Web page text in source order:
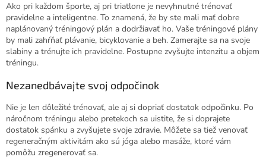
Ako pri každom športe, aj pri triatlone je nevyhnutné trénovať
pravidelne a inteligentne. To znamená, že by ste mali mať dobre
naplánovaný tréningový plán a dodržiavať ho. Vaše tréningové plány
by mali zahŕňať plávanie, bicyklovanie a beh. Zamerajte sa na svoje
slabiny a trénujte ich pravidelne. Postupne zvyšujte intenzitu a objem
tréningu.
Nezanedbávajte svoj odpočinok
Nie je len dôležité trénovať, ale aj si dopriať dostatok odpočinku. Po
náročnom tréningu alebo pretekoch sa uistite, že si doprajete
dostatok spánku a zvyšujete svoje zdravie. Môžete sa tiež venovať
regeneračným aktivitám ako sú jóga alebo masáže, ktoré vám
pomôžu zregenerovať sa.